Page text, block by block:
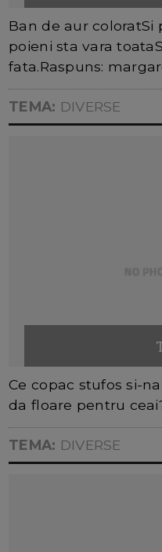
Ban de aur
poieni sta vara
fata.Raspuns:
TEMA: DIVERSE
Ce copac stufos si-
da floare pentru
TEMA: DIVERSE